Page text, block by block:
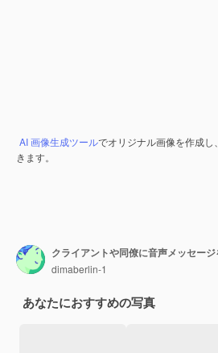
AI 画像生成ツールでオリジナル画像を作成し、
きます。
dimaberlin-1
あなたにおすすめの写真